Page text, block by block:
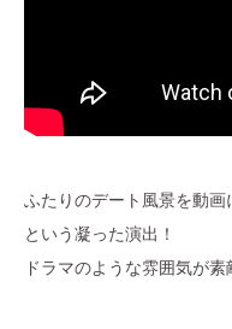
ふたりのデート風景を動
という凝った演出！
ドラマのような雰囲気が素